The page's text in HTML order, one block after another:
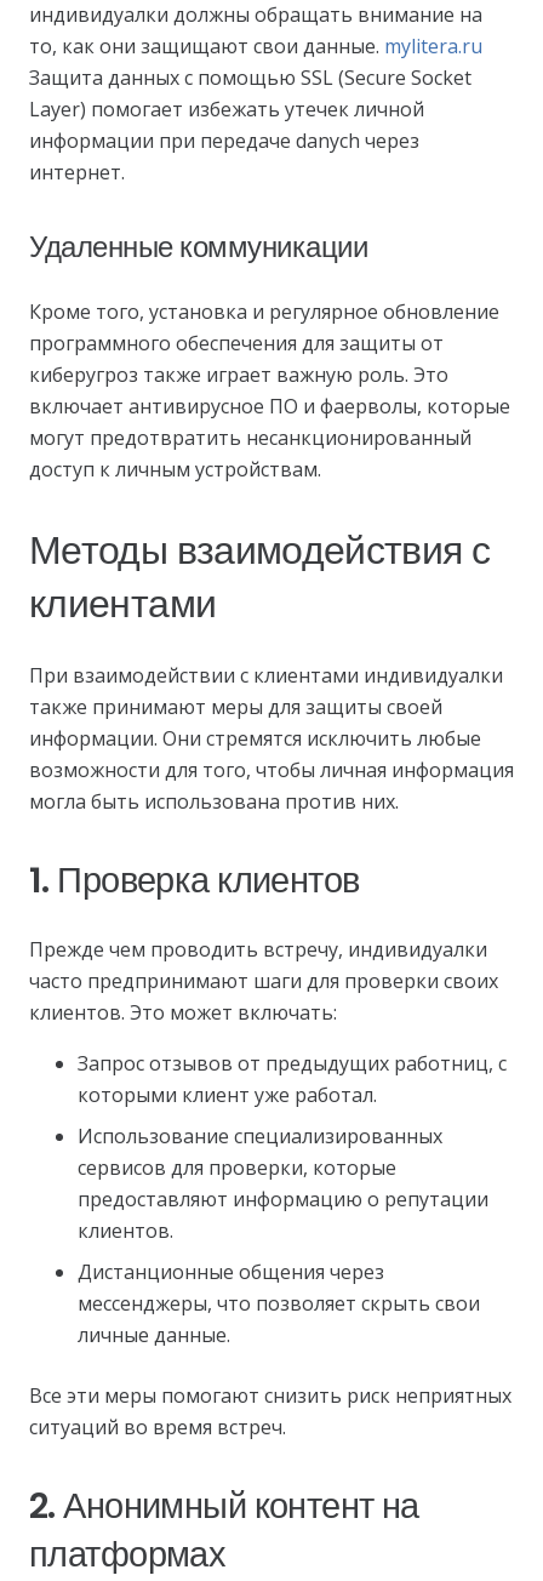
индивидуалки должны обращать внимание на
то, как они защищают свои данные. mylitera.ru
Защита данных с помощью SSL (Secure Socket
Layer) помогает избежать утечек личной
информации при передаче danych через
интернет.
Удаленные коммуникации
Кроме того, установка и регулярное обновление
программного обеспечения для защиты от
киберугроз также играет важную роль. Это
включает антивирусное ПО и фаерволы, которые
могут предотвратить несанкционированный
доступ к личным устройствам.
Методы взаимодействия с
клиентами
При взаимодействии с клиентами индивидуалки
также принимают меры для защиты своей
информации. Они стремятся исключить любые
возможности для того, чтобы личная информация
могла быть использована против них.
1. Проверка клиентов
Прежде чем проводить встречу, индивидуалки
часто предпринимают шаги для проверки своих
клиентов. Это может включать:
Запрос отзывов от предыдущих работниц, с
которыми клиент уже работал.
Использование специализированных
сервисов для проверки, которые
предоставляют информацию о репутации
клиентов.
Дистанционные общения через
мессенджеры, что позволяет скрыть свои
личные данные.
Все эти меры помогают снизить риск неприятных
ситуаций во время встреч.
2. Анонимный контент на
платформах